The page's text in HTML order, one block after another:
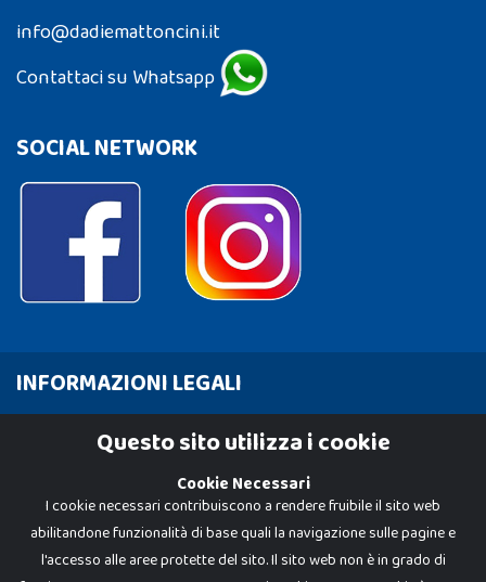
info@dadiemattoncini.it
Contattaci su Whatsapp
SOCIAL NETWORK
INFORMAZIONI LEGALI
Cookie PolicyQuesto sito utilizza i cookie
Cookie Necessari
I cookie necessari contribuiscono a rendere fruibile il sito web
abilitandone funzionalità di base quali la navigazione sulle pagine e
l'accesso alle aree protette del sito. Il sito web non è in grado di